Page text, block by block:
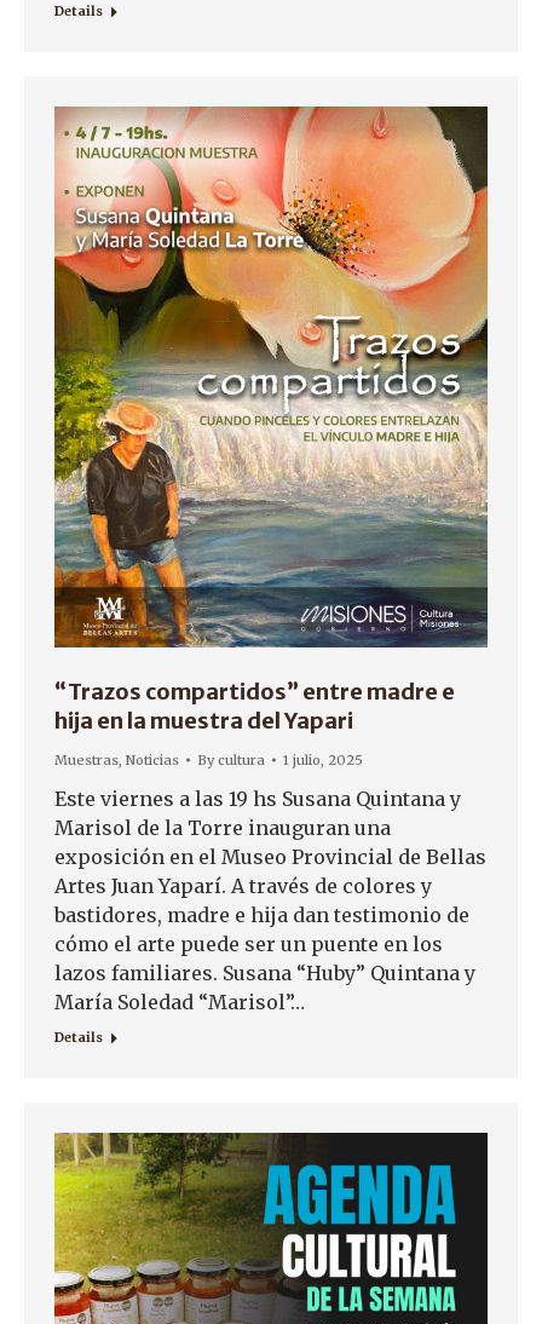
Details
“Trazos compartidos” entre madre e
hija en la muestra del Yapari
Muestras, Noticias Bycultura 1 julio, 2025
Este viernes a las 19 hs Susana Quintana y
Marisol de la Torre inauguran una
exposición en el Museo Provincial de Bellas
Artes Juan Yaparí. A través de colores y
bastidores, madre e hija dan testimonio de
cómo el arte puede ser un puente en los
lazos familiares. Susana “Huby” Quintana y
María Soledad “Marisol”…
Details